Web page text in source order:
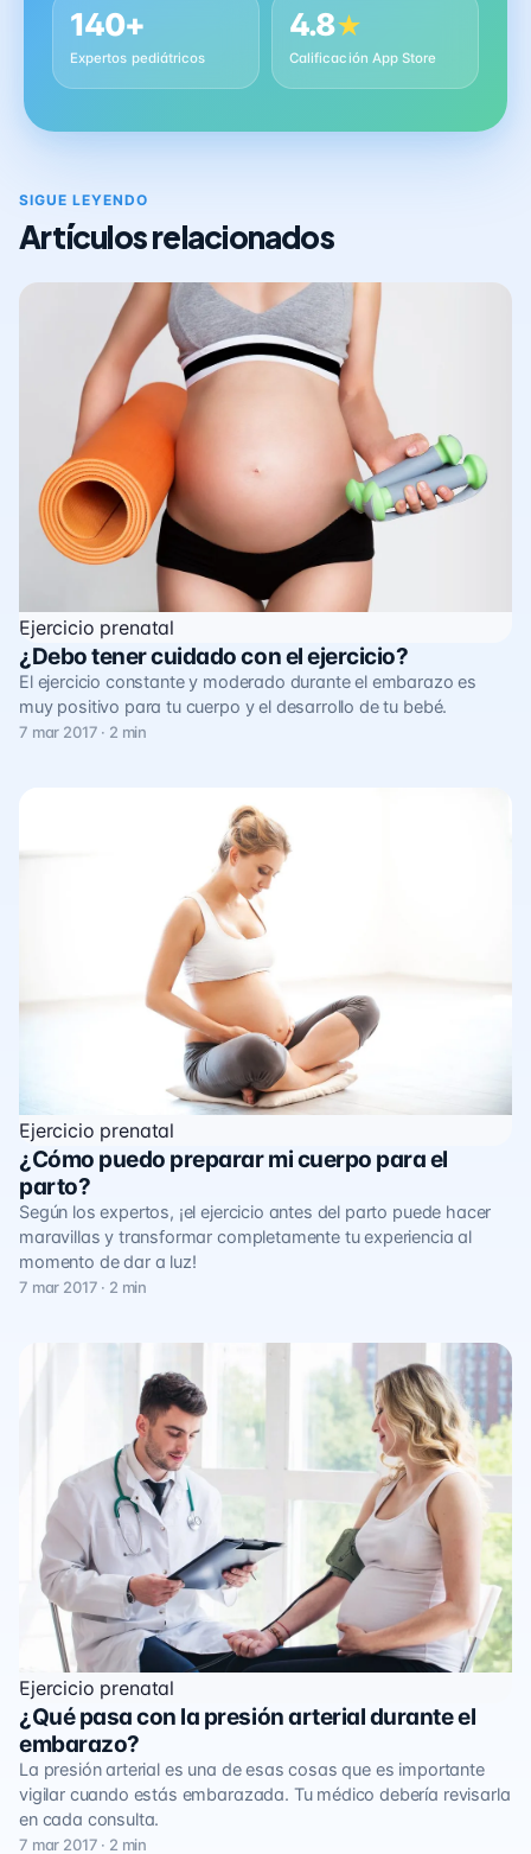
140+
Expertos pediátricos
4.8★
Calificación App Store
SIGUE LEYENDO
Artículos relacionados
Ejercicio prenatal
¿Debo tener cuidado con el ejercicio?
El ejercicio constante y moderado durante el embarazo es
muy positivo para tu cuerpo y el desarrollo de tu bebé.
7 mar 2017 · 2 min
Ejercicio prenatal
¿Cómo puedo preparar mi cuerpo para el
parto?
Según los expertos, ¡el ejercicio antes del parto puede hacer
maravillas y transformar completamente tu experiencia al
momento de dar a luz!
7 mar 2017 · 2 min
Ejercicio prenatal
¿Qué pasa con la presión arterial durante el
embarazo?
La presión arterial es una de esas cosas que es importante
vigilar cuando estás embarazada. Tu médico debería revisarla
en cada consulta.
7 mar 2017 · 2 min